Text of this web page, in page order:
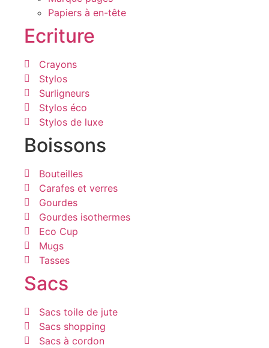
Papiers à en-tête
Ecriture
Crayons
Stylos
Surligneurs
Stylos éco
Stylos de luxe
Boissons
Bouteilles
Carafes et verres
Gourdes
Gourdes isothermes
Eco Cup
Mugs
Tasses
Sacs
Sacs toile de jute
Sacs shopping
Sacs à cordon